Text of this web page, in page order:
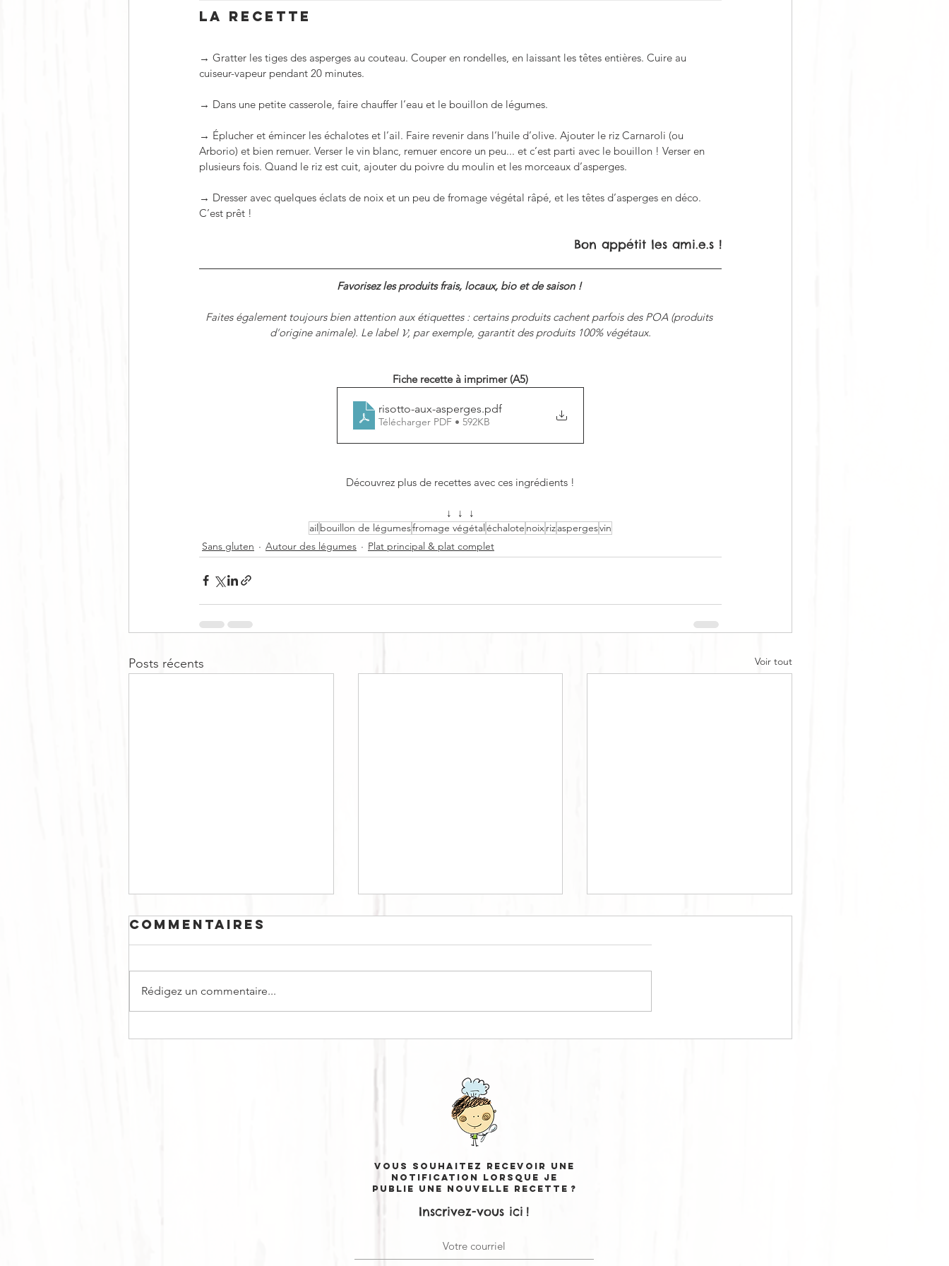
LA RECETTE
→ Gratter les tiges des asperges au couteau. Couper en rondelles, en laissant les têtes entières. Cuire au
cuiseur-vapeur pendant 20 minutes.
→ Dans une petite casserole, faire chauffer l’eau et le bouillon de légumes.
→ Éplucher et émincer les échalotes et l’ail. Faire revenir dans l’huile d’olive. Ajouter le riz Carnaroli (ou
Arborio) et bien remuer. Verser le vin blanc, remuer encore un peu... et c’est parti avec le bouillon ! Verser en
plusieurs fois. Quand le riz est cuit, ajouter du poivre du moulin et les morceaux d’asperges.
→ Dresser avec quelques éclats de noix et un peu de fromage végétal râpé, et les têtes d’asperges en déco.
C’est prêt !
Bon appétit les ami.e.s !
Favorisez les produits frais, locaux, bio et de saison !
Faites également toujours bien attention aux étiquettes : certains produits cachent parfois des POA (produits
d’origine animale). Le label 𝓥, par exemple, garantit des produits 100% végétaux.
Fiche recette à imprimer (A5)
risotto-aux-asperges.pdf
Télécharger PDF • 592KB
Découvrez plus de recettes avec ces ingrédients !
↓  ↓  ↓
ail bouillon de légumesfromage végétaléchalote noixrizaspergesvin
Sans gluten
Autour des légumes Plat principal & plat complet
Posts récents Voir tout
Commentaires
Rédigez un commentaire...
Vous souhaitez recevoir une
notification lorsque je
publie une nouvelle recette ?
Inscrivez-vous ici !